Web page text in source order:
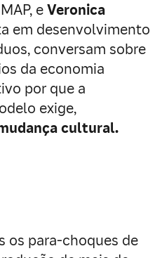
eVeronica
em desenvolvimento
conversam sobre
da economia
por que a
exige,
cultural.
os para-choques de